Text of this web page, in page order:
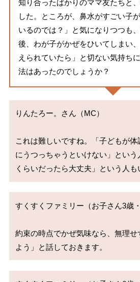
知り合ったばかりのママ友たちと
した。ところが、鼻水がすごい子
いるのでは？」と気になりつつも
後、わが子がかぜをひいてしまい
えられていたら」と切ない気持ち
法はあったのでしょうか？
りんたろー。さん（MC）
これは難しいですね。「子どもが
にうつっちゃうといけない」とい
すくすくファミリー（お子さん3歳
約束の時点でかぜ気味なら、無理せ